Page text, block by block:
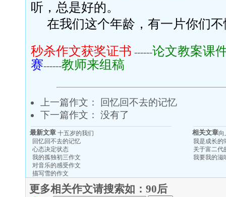
听，总是好的。
在我们这个年龄，有一片你们
秒杀作文获奖证书 ------论文教案课
赛------教师来组稿
上一篇作文：
回忆回不去的记忆
下一篇作文： 没有了
最新文章 十五岁的我们
回忆回不去的记忆
心态决定状态
我的孤独初三作文
对音乐的感受作文
描写雪的作文
相关文章向
我是成长的
关于富二代
我要我的滋
更多相关作文请搜索如： 90后